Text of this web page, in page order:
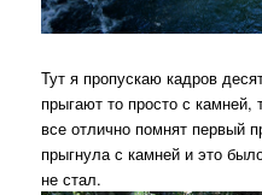
Тут я пропускаю кадров
прыгают то просто с камней,
все отлично помнят первый
прыгнула с камней и это
не стал.